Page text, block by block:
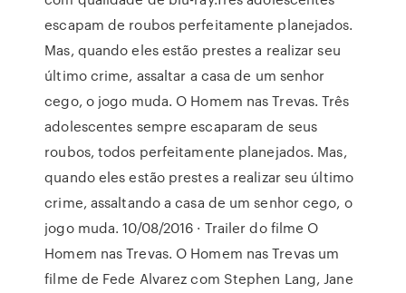
escapam de roubos perfeitamente planejados.
Mas, quando eles estão prestes a realizar seu
último crime, assaltar a casa de um senhor
cego, o jogo muda. O Homem nas Trevas. Três
adolescentes sempre escaparam de seus
roubos, todos perfeitamente planejados. Mas,
quando eles estão prestes a realizar seu último
crime, assaltando a casa de um senhor cego, o
jogo muda. 10/08/2016 · Trailer do filme O
Homem nas Trevas. O Homem nas Trevas um
filme de Fede Alvarez com Stephen Lang, Jane